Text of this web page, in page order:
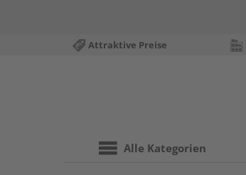
Attraktive Preise
Alle Kategorien